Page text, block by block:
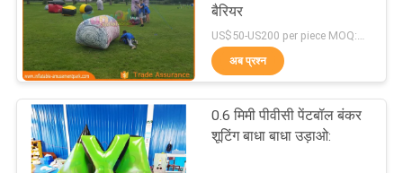
साइटमैप
PRIVACY
POLICY
वाणिज्यिक Inflatable
स्लाइड
198
बैरियर
US$50-US200 per piece MOQ:1PC
अब प्रश्न
0.6 मिमी पीवीसी पेंटबॉल बंकर
शूटिंग बाधा बाधा उड़ाओ: